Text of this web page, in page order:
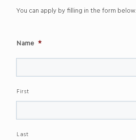
You can apply by filling in the form below.
Name *
First
Last